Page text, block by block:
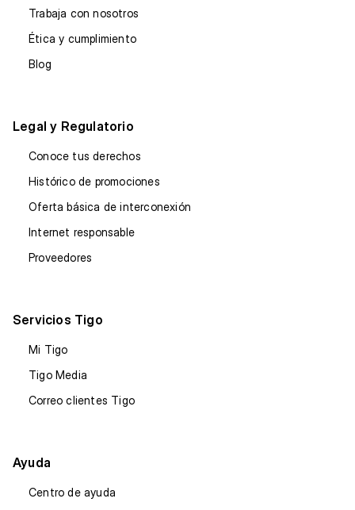
Trabaja con nosotros
Ética y cumplimiento
Blog
Legal y Regulatorio
Conoce tus derechos
Histórico de promociones
Oferta básica de interconexión
Internet responsable
Proveedores
Servicios Tigo
Mi Tigo
Tigo Media
Correo clientes Tigo
Ayuda
Centro de ayuda